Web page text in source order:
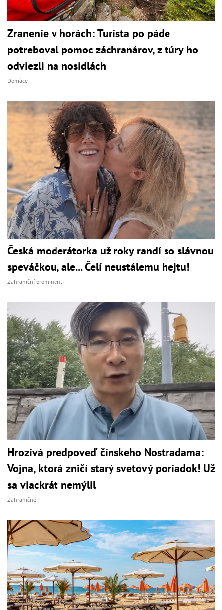
Zranenie v horách: Turista po páde
potreboval pomoc záchranárov, z túry ho
odviezli na nosidlách
Domáce
Česká moderátorka už roky randí so slávnou
speváčkou, ale... Čelí neustálemu hejtu!
Zahraniční prominenti
Hrozivá predpoveď čínskeho Nostradama:
Vojna, ktorá zničí starý svetový poriadok! Už
sa viackrát nemýlil
Zahraničné